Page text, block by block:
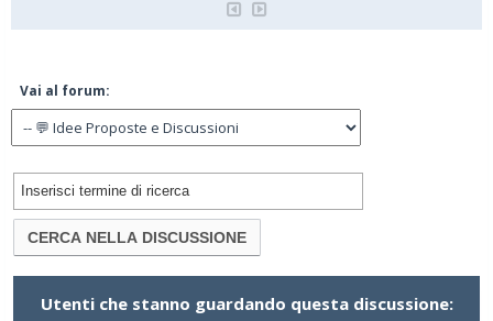
Vai al forum:
Utenti che stanno guardando questa discussione: